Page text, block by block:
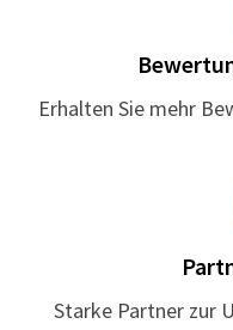
Erhalten Sie mehr
Starke Partner zur